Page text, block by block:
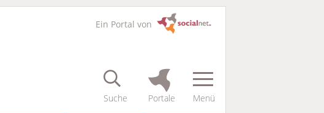
Ein Portal von